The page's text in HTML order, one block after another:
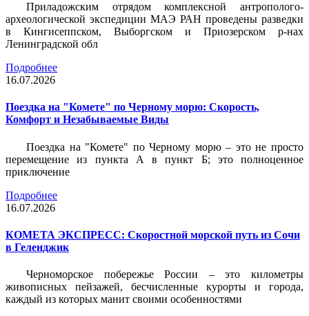
Приладожским отрядом комплексной антрополого-
археологической экспедиции МАЭ РАН проведены разведки
в Кингисеппском, Выборгском и Приозерском р-нах
Ленинградской обл
Подробнее
16.07.2026
Поездка на "Комете" по Черному морю: Скорость,
Комфорт и Незабываемые Виды
Поездка на "Комете" по Черному морю – это не просто
перемещение из пункта А в пункт Б; это полноценное
приключение
Подробнее
16.07.2026
КОМЕТА ЭКСПРЕСС: Скоростной морской путь из Сочи
в Геленджик
Черноморское побережье России – это километры
живописных пейзажей, бесчисленные курорты и города,
каждый из которых манит своими особенностями